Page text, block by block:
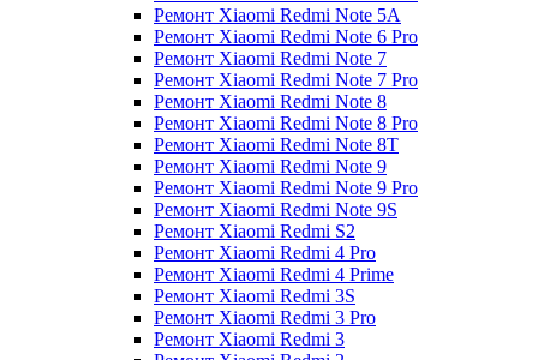
Ремонт Xiaomi Redmi Note 5A
Ремонт Xiaomi Redmi Note 6 Pro
Ремонт Xiaomi Redmi Note 7
Ремонт Xiaomi Redmi Note 7 Pro
Ремонт Xiaomi Redmi Note 8
Ремонт Xiaomi Redmi Note 8 Pro
Ремонт Xiaomi Redmi Note 8T
Ремонт Xiaomi Redmi Note 9
Ремонт Xiaomi Redmi Note 9 Pro
Ремонт Xiaomi Redmi Note 9S
Ремонт Xiaomi Redmi S2
Ремонт Xiaomi Redmi 4 Pro
Ремонт Xiaomi Redmi 4 Prime
Ремонт Xiaomi Redmi 3S
Ремонт Xiaomi Redmi 3 Pro
Ремонт Xiaomi Redmi 3